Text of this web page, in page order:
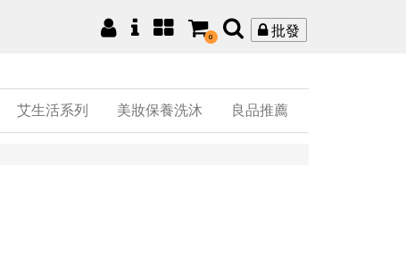
0 批發
艾生活系列 美妝保養洗沐 良品推薦